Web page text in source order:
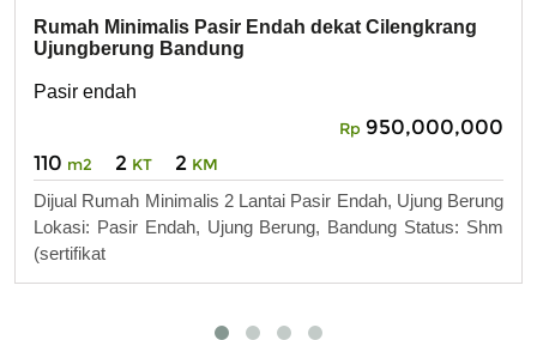
Rumah Minimalis Pasir Endah dekat Cilengkrang
Ujungberung Bandung
Pasir endah
Rp 950,000,000
110 m2 2 KT 2 KM
Dijual Rumah Minimalis 2 Lantai Pasir Endah, Ujung Berung
Lokasi: Pasir Endah, Ujung Berung, Bandung Status: Shm
(sertifikat